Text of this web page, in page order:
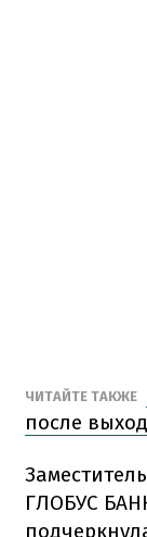
ЧИТАЙТЕ ТАКЖЕ
после
ГЛОБУС